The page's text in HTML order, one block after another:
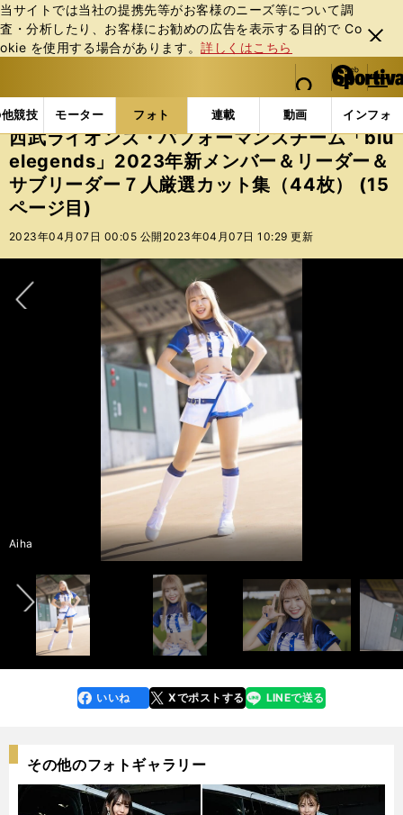
当サイトでは当社の提携先等がお客様のニーズ等について調
査・分析したり、お客様にお勧めの広告を表⽰する⽬的で Co
okie を使⽤する場合があります。詳しくはこちら
閉じ
る
web Sportiva (webスポルティーバ)
検索
マイペ
ー
ジ
メニュ
競技 モーター フォト 連載 動画 インフォ
b
ス
ポ
ル
テ
ィ
バ
フォトギャラリー 西武ライオンズ・パフォーマンス
西武ライオンズ・パフォーマンスチーム「blu
elegends」2023年新メンバー＆リーダー＆
サブリーダー７人厳選カット集（44枚） (15
ページ目)
2023年04月07日 00:05 公開 2023年04月07日 10:29 更新
インタビュー記事＆メンバー紹介ムービー＞＞
photo by Tatematsu Naozumi
Emiru
Natsuki
Aiha
Maho
Yumari
Kanna
Nozomi
インタビュー記事＆メンバー紹介ムービー＞＞
photo by Tatematsu Naozumi
前へ
faceboo
k
いいね Xでポストする
line LINEで送る
その他のフォトギャラリー